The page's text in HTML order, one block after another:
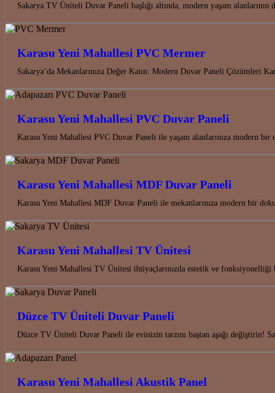
Sakarya TV Üniteli Duvar Paneli başlığı altında, modern yaşam
Karasu Yeni Mahallesi PVC Mermer
Sakarya’da Mekanlarınıza Değer Katın: Modern Duvar Paneli Çözümleri
Karasu Yeni Mahallesi PVC Duvar Paneli
Karasu Yeni Mahallesi PVC Duvar Paneli ile yaşam alanlarınıza modern
Karasu Yeni Mahallesi MDF Duvar Paneli
Karasu Yeni Mahallesi MDF Duvar Paneli ile mekanlarınıza modern bir
Karasu Yeni Mahallesi TV Ünitesi
Karasu Yeni Mahallesi TV Ünitesi ihtiyaçlarınızda estetik ve fonksiyonelliği
Düzce TV Üniteli Duvar Paneli
Düzce TV Üniteli Duvar Paneli ile evinizin tarzını baştan aşağı değiştirin!
Karasu Yeni Mahallesi Akustik Panel